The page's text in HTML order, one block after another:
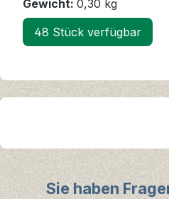
Gewicht: 0,30 kg
48 Stück verfügbar
Sie haben